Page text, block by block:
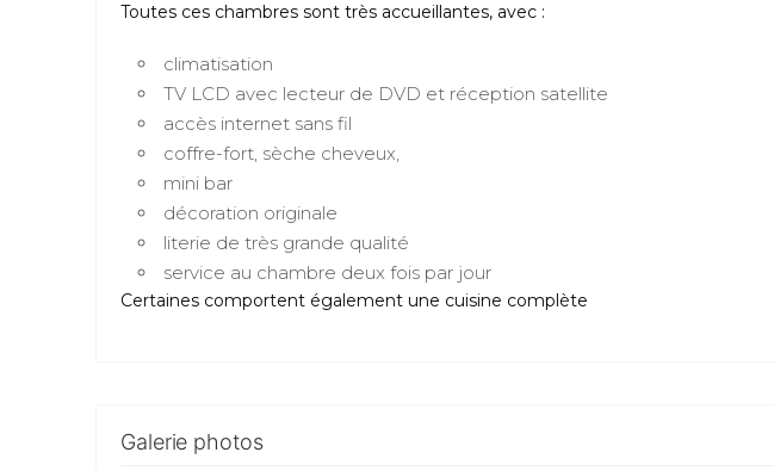
Toutes ces chambres sont très accueillantes, avec :
climatisation
TV LCD avec lecteur de DVD et réception satellite
accès internet sans fil
coffre-fort, sèche cheveux,
mini bar
décoration originale
literie de très grande qualité
service au chambre deux fois par jour
Certaines comportent également une cuisine complète
Galerie photos